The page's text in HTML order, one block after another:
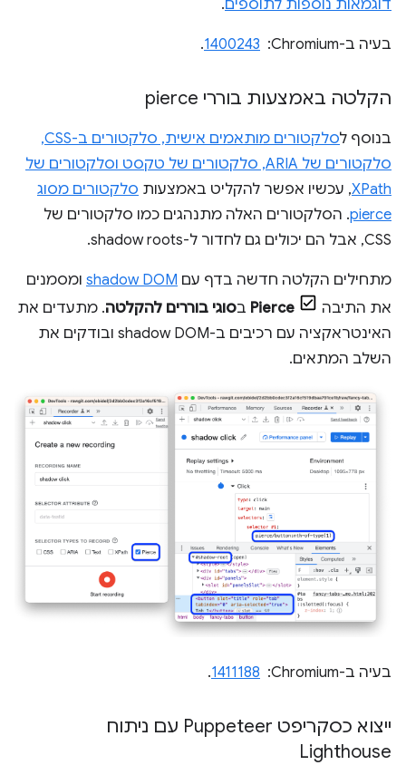
דוגמאות נוספות לתוספים.
בעיה ב-Chromium: ‏ 1400243
.
הקלטה באמצעות בוררי pierce
בנוסף ל
סלקטורים מותאמים אישית, סלקטורים ב-CSS,
סלקטורים של ARIA, סלקטורים של טקסט וסלקטורים של
XPath, עכשיו אפשר להקליט באמצעות סלקטורים מסוג
pierce. הסלקטורים האלה מתנהגים כמו סלקטורים של
CSS, אבל הם יכולים גם לחדור ל-shadow roots.
מתחילים הקלטה חדשה בדף עם shadow DOM ומסמנים
את התיבה
Pierce בסוגי בוררים להקלטה. מתעדים את
האינטראקציה עם רכיבים ב-shadow DOM ובודקים את
השלב המתאים.
בעיה ב-Chromium: ‏ 1411188
.
ייצוא כסקריפט Puppeteer עם ניתוח
Lighthouse